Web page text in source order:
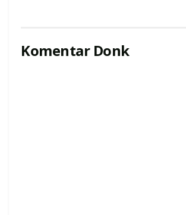
Komentar Donk